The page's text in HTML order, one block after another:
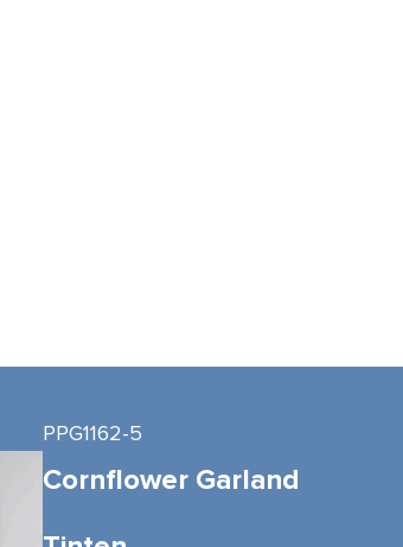
PPG1162-5
Cornflower Garland